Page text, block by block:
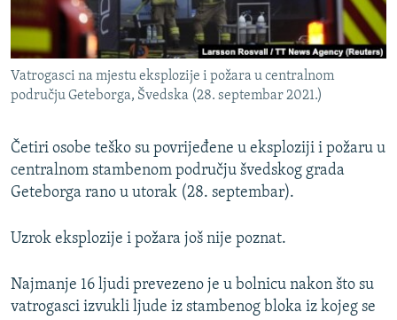
VIŠE OD NASLOVA
GENOCID U SREBRENICI
POPLAVE I KLIZIŠTA U BIH 2024.
POST SCRIPTUM
MOJA EVROPA
SVE KARTE DEJTONA
NASTANAK I RASPAD JUGOSLAVIJE
PRATITE NAS
Vatrogasci na mjestu eksplozije i požara u centralnom
području Geteborga, Švedska (28. septembar 2021.)
Četiri osobe teško su povrijeđene u eksploziji i požaru u
centralnom stambenom području švedskog grada
Geteborga rano u utorak (28. septembar).
Uzrok eksplozije i požara još nije poznat.
Najmanje 16 ljudi prevezeno je u bolnicu nakon što su
vatrogasci izvukli ljude iz stambenog bloka iz kojeg se